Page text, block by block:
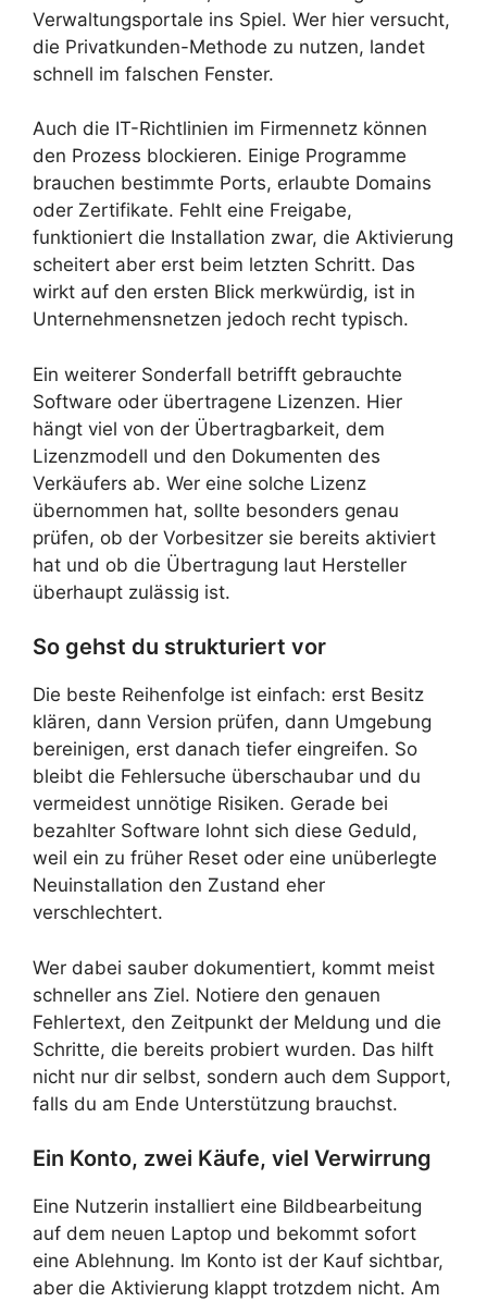
Verwaltungsportale ins Spiel. Wer hier versucht,
die Privatkunden-Methode zu nutzen, landet
schnell im falschen Fenster.
Auch die IT-Richtlinien im Firmennetz können
den Prozess blockieren. Einige Programme
brauchen bestimmte Ports, erlaubte Domains
oder Zertifikate. Fehlt eine Freigabe,
funktioniert die Installation zwar, die Aktivierung
scheitert aber erst beim letzten Schritt. Das
wirkt auf den ersten Blick merkwürdig, ist in
Unternehmensnetzen jedoch recht typisch.
Ein weiterer Sonderfall betrifft gebrauchte
Software oder übertragene Lizenzen. Hier
hängt viel von der Übertragbarkeit, dem
Lizenzmodell und den Dokumenten des
Verkäufers ab. Wer eine solche Lizenz
übernommen hat, sollte besonders genau
prüfen, ob der Vorbesitzer sie bereits aktiviert
hat und ob die Übertragung laut Hersteller
überhaupt zulässig ist.
So gehst du strukturiert vor
Die beste Reihenfolge ist einfach: erst Besitz
klären, dann Version prüfen, dann Umgebung
bereinigen, erst danach tiefer eingreifen. So
bleibt die Fehlersuche überschaubar und du
vermeidest unnötige Risiken. Gerade bei
bezahlter Software lohnt sich diese Geduld,
weil ein zu früher Reset oder eine unüberlegte
Neuinstallation den Zustand eher
verschlechtert.
Wer dabei sauber dokumentiert, kommt meist
schneller ans Ziel. Notiere den genauen
Fehlertext, den Zeitpunkt der Meldung und die
Schritte, die bereits probiert wurden. Das hilft
nicht nur dir selbst, sondern auch dem Support,
falls du am Ende Unterstützung brauchst.
Ein Konto, zwei Käufe, viel Verwirrung
Eine Nutzerin installiert eine Bildbearbeitung
auf dem neuen Laptop und bekommt sofort
eine Ablehnung. Im Konto ist der Kauf sichtbar,
aber die Aktivierung klappt trotzdem nicht. Am